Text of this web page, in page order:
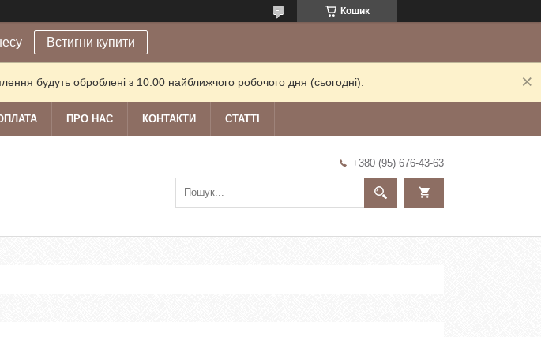
Кошик
Встигни купити
будуть оброблені з 10:00 найближчого робочого дня (сьогодні).
ПРО НАС КОНТАКТИ СТАТТІ
+380 (95) 676-43-63